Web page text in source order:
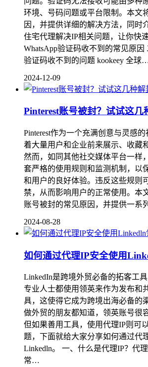
环境、号码问题或平台限制。本文
因，并提供详细的解决方法，同时
住宅代理解决IP相关问题，让你快
WhatsApp验证码收不到的常见原因
验证码收不到的问题 kookeey 全球
2024-12-09
Pinterest账号被封？试试这几
Pinterest作为一个充满创意与灵感的
着大量用户和企业前来展示、收藏
然而，如同其他社交媒体平台一样
套严格的使用规则和监测机制，以
和用户的良好体验。违反这些规则
禁，从而影响用户的正常使用。本
账号被封的常见原因，并提供一系
2024-08-28
如何通过代理IP安全使用
LinkedIn是跨境外贸必备的拓客工
专业人士都使用领英来作为发布和
具，这使得它成为跨境出海必备的
做外贸的朋友都知道，领英账号很
但如果善用工具，使用代理IP则可
题，下面就给大家分享如何通过代
Linkedln。 一、什么是代理IP？代
常…